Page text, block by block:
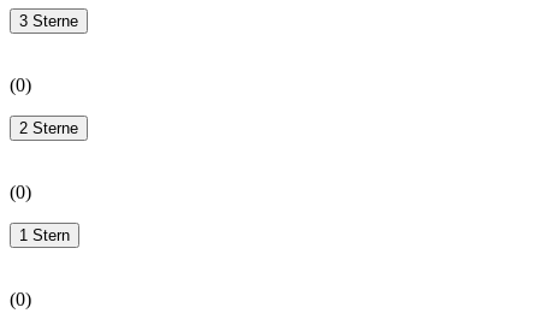
3 Sterne
(0)
2 Sterne
(0)
1 Stern
(0)